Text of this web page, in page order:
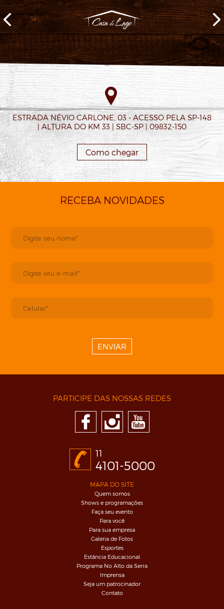
ESTRADA NÉVIO CARLONE, 03 - ACESSO PELA SP-148
| ALTURA DO KM 33 | SBC-SP | 09832-150
Como chegar
RECEBA NOVIDADES
ENVIAR
11
4101-5000
MAPA DO SITE
Quem somos
Shows e programações
Faça seu evento
Para você
Para sua empresa
Galeria de Fotos
Esportes
Estância Educacional
Programa No Alto da Serra
Imprensa
Seja um patrocinador
Contato
PARTICIPE DAS NOSSAS REDES